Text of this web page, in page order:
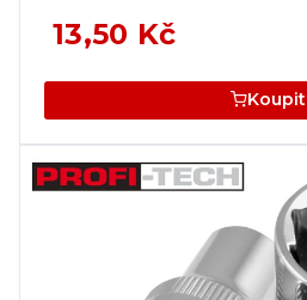
13,50 Kč
Koupit